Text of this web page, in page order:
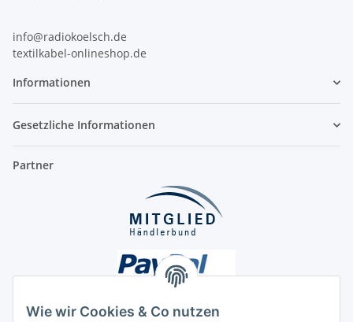
Wie wir Cookies & Co nutzen
info@radiokoelsch.de
textilkabel-onlineshop.de
Informationen
Gesetzliche Informationen
Partner